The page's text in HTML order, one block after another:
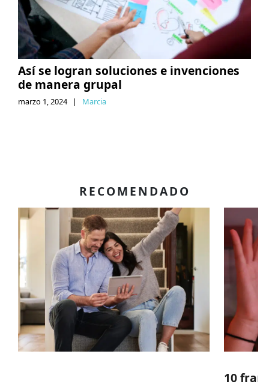
Así se logran soluciones e invenciones
de manera grupal
marzo 1, 2024 | Marcia
RECOMENDADO
10